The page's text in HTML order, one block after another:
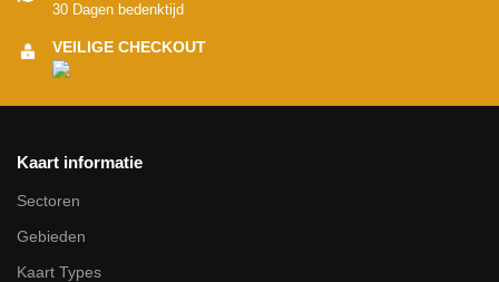
30 Dagen bedenktijd
VEILIGE CHECKOUT
Kaart informatie
Sectoren
Gebieden
Kaart Types